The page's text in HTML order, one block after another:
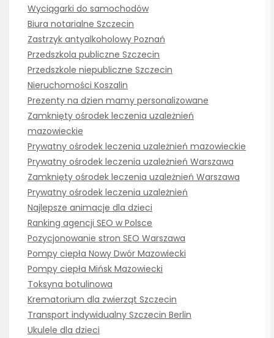
Wyciągarki do samochodów
Biura notarialne Szczecin
Zastrzyk antyalkoholowy Poznań
Przedszkola publiczne Szczecin
Przedszkole niepubliczne Szczecin
Nieruchomości Koszalin
Prezenty na dzien mamy personalizowane
Zamknięty ośrodek leczenia uzależnień
mazowieckie
Prywatny ośrodek leczenia uzależnień mazowieckie
Prywatny ośrodek leczenia uzależnień Warszawa
Zamknięty ośrodek leczenia uzależnień Warszawa
Prywatny ośrodek leczenia uzależnień
Najlepsze animacje dla dzieci
Ranking agencji SEO w Polsce
Pozycjonowanie stron SEO Warszawa
Pompy ciepła Nowy Dwór Mazowiecki
Pompy ciepła Mińsk Mazowiecki
Toksyna botulinowa
Krematorium dla zwierząt Szczecin
Transport indywidualny Szczecin Berlin
Ukulele dla dzieci